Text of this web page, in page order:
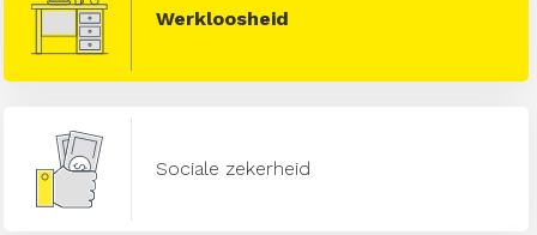
Werkloosheid
Sociale zekerheid